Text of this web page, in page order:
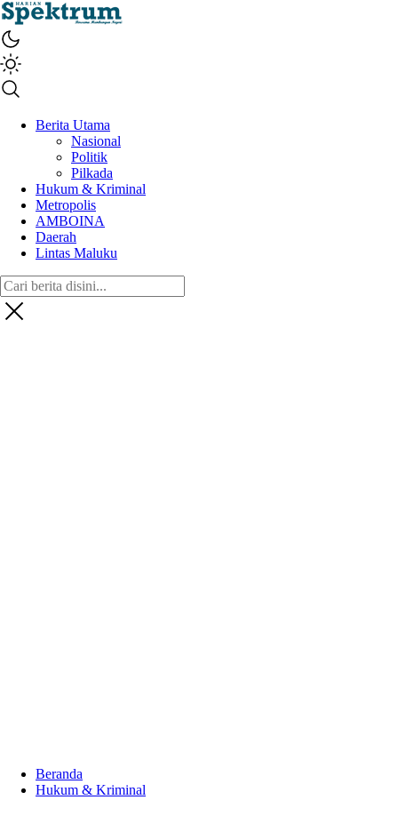
spektrumonline.com
Berita Utama
Nasional
Politik
Pilkada
Hukum & Kriminal
Metropolis
AMBOINA
Daerah
Lintas Maluku
Beranda
Hukum & Kriminal